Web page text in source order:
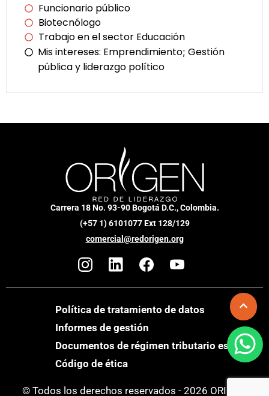
Funcionario público
Biotecnólogo
Trabajo en el sector Educación
Mis intereses: Emprendimiento; Gestión
pública y liderazgo político
Carrera 18 No. 93-90 Bogotá D.C., Colombia.
(+57 1) 6101077 Ext 128/129
comercial@redorigen.org
Política de tratamiento de datos
Informes de gestión
Documentos de régimen tributario especial
Código de ética
© Todos los derechos reservados - 2026 ORIGEN